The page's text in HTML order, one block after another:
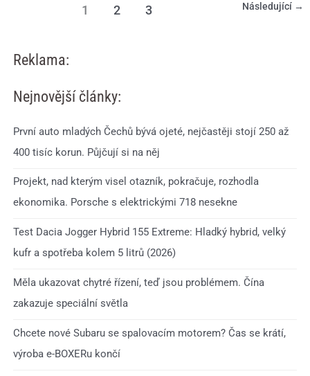
1 2 3 Následující →
Reklama:
Nejnovější články:
První auto mladých Čechů bývá ojeté, nejčastěji stojí 250 až
400 tisíc korun. Půjčují si na něj
Projekt, nad kterým visel otazník, pokračuje, rozhodla
ekonomika. Porsche s elektrickými 718 nesekne
Test Dacia Jogger Hybrid 155 Extreme: Hladký hybrid, velký
kufr a spotřeba kolem 5 litrů (2026)
Měla ukazovat chytré řízení, teď jsou problémem. Čína
zakazuje speciální světla
Chcete nové Subaru se spalovacím motorem? Čas se krátí,
výroba e-BOXERu končí